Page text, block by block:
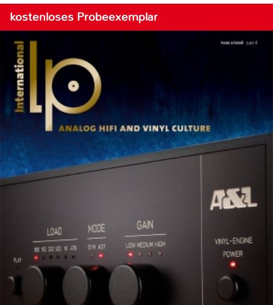
kostenloses Probeexemplar